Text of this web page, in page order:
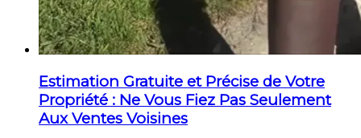
Estimation Gratuite et Précise de Votre
Propriété : Ne Vous Fiez Pas Seulement
Aux Ventes Voisines